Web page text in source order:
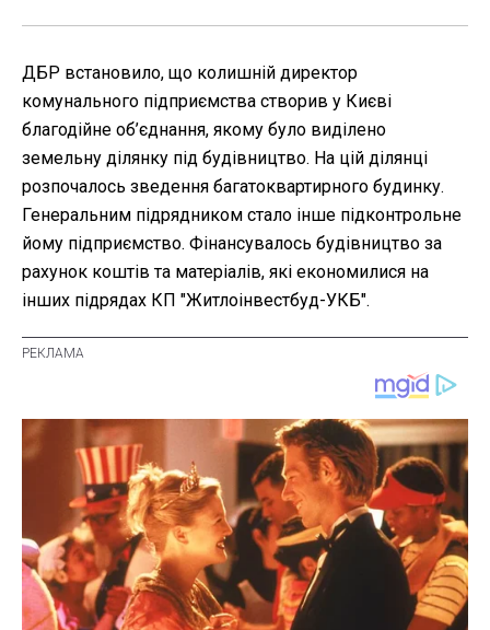
ДБР встановило, що колишній директор
комунального підприємства створив у Києві
благодійне об’єднання, якому було виділено
земельну ділянку під будівництво. На цій ділянці
розпочалось зведення багатоквартирного будинку.
Генеральним підрядником стало інше підконтрольне
йому підприємство. Фінансувалось будівництво за
рахунок коштів та матеріалів, які економилися на
інших підрядах КП "Житлоінвестбуд-УКБ".